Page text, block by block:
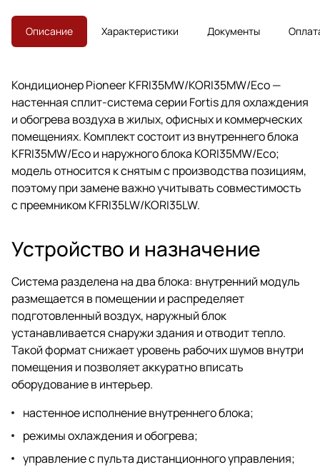
Описание Характеристики Документы
Кондиционер Pioneer KFRI35MW/KORI35MW/Eco —
настенная сплит-система серии Fortis для охлаждения
и обогрева воздуха в жилых, офисных и коммерческих
помещениях. Комплект состоит из внутреннего блока
KFRI35MW/Eco и наружного блока KORI35MW/Eco;
модель относится к снятым с производства позициям,
поэтому при замене важно учитывать совместимость
с преемником KFRI35LW/KORI35LW.
Устройство и назначение
Система разделена на два блока: внутренний модуль
размещается в помещении и распределяет
подготовленный воздух, наружный блок
устанавливается снаружи здания и отводит тепло.
Такой формат снижает уровень рабочих шумов внутри
помещения и позволяет аккуратно вписать
оборудование в интерьер.
настенное исполнение внутреннего блока;
режимы охлаждения и обогрева;
управление с пульта дистанционного управления;